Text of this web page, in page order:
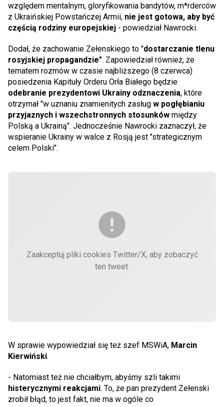
względem mentalnym, gloryfikowania bandytów, m*rderców
z Ukraińskiej Powstańczej Armii, nie jest gotowa, aby być
częścią rodziny europejskiej - powiedział Nawrocki.
Dodał, że zachowanie Zełenskiego to "dostarczanie tlenu
rosyjskiej propagandzie". Zapowiedział również, że
tematem rozmów w czasie najbliższego (8 czerwca)
posiedzenia Kapituły Orderu Orła Białego będzie
odebranie prezydentowi Ukrainy odznaczenia, które
otrzymał "w uznaniu znamienitych zasług w pogłębianiu
przyjaznych i wszechstronnych stosunków między
Polską a Ukrainą". Jednocześnie Nawrocki zaznaczył, że
wspieranie Ukrainy w walce z Rosją jest "strategicznym
celem Polski".
Zaakceptuj pliki cookies Twitter/X, aby zobaczyć
ten tweet.
W sprawie wypowiedział się też szef MSWiA, Marcin
Kierwiński.
- Natomiast też nie chciałbym, abyśmy szli takimi
histerycznymi reakcjami. To, że pan prezydent Zełenski
zrobił błąd, to jest fakt, nie ma w ogóle co